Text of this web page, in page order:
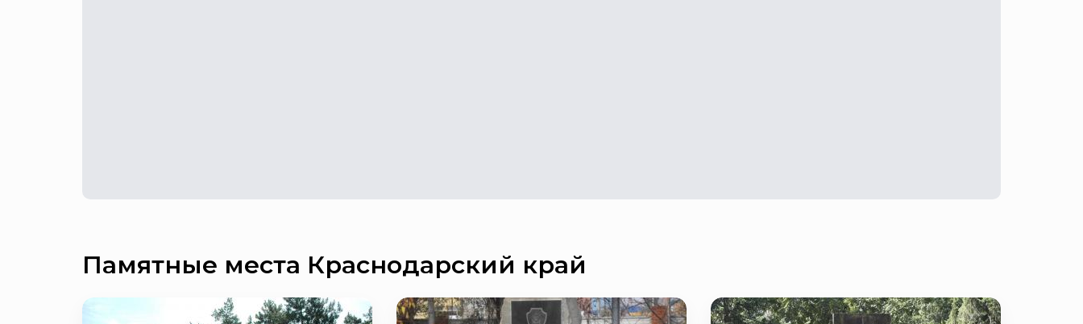
Памятные места Краснодарский край